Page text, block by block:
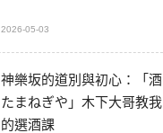
2026-05-03
神樂坂的道別與初心：「酒
たまねぎや」木下大哥教我
的選酒課